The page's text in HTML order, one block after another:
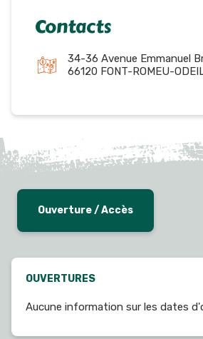
Contacts
34-36 Avenue Emmanuel
66120 FONT-ROMEU-
Ouverture / Accès
OUVERTURES
Aucune information sur les dates